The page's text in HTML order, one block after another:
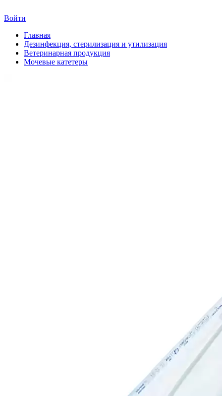
Войти
Главная
Дезинфекция, стерилизация и утилизация
Ветеринарная продукция
Мочевые катетеры